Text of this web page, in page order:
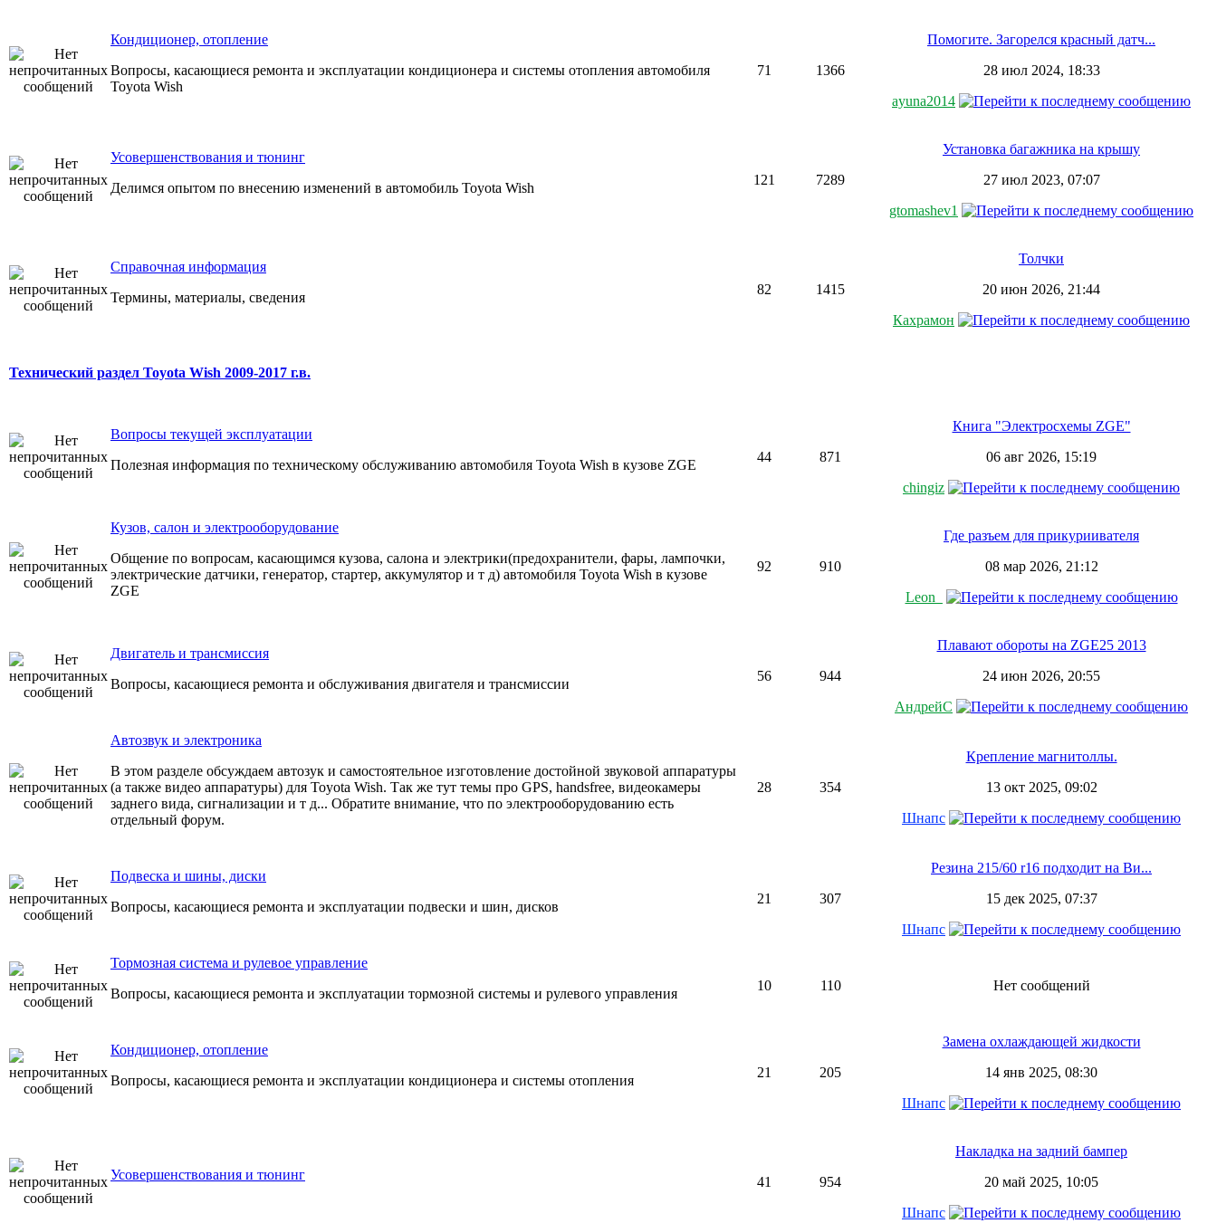
Кондиционер, отопление
Вопросы, касающиеся ремонта и эксплуатации кондиционера и системы отопления автомобиля
Toyota Wish
71 1366
Помогите. Загорелся красный датч...
28 июл 2024, 18:33
ayuna2014
Усовершенствования и тюнинг
Делимся опытом по внесению изменений в автомобиль Toyota Wish
121 7289
Установка багажника на крышу
27 июл 2023, 07:07
gtomashev1
Справочная информация
Термины, материалы, сведения
82 1415
Толчки
20 июн 2026, 21:44
Кахрамон
Технический раздел Toyota Wish 2009-2017 г.в.
Вопросы текущей эксплуатации
Полезная информация по техническому обслуживанию автомобиля Toyota Wish в кузове ZGE
44 871
Книга "Электросхемы ZGE"
06 авг 2026, 15:19
chingiz
Кузов, салон и электрооборудование
Общение по вопросам, касающимся кузова, салона и электрики(предохранители, фары, лампочки,
электрические датчики, генератор, стартер, аккумулятор и т д) автомобиля Toyota Wish в кузове
ZGE
92 910
Где разъем для прикуриивателя
08 мар 2026, 21:12
Leon_
Двигатель и трансмиссия
Вопросы, касающиеся ремонта и обслуживания двигателя и трансмиссии
56 944
Плавают обороты на ZGE25 2013
24 июн 2026, 20:55
АндрейС
Автозвук и электроника
В этом разделе обсуждаем автозук и самостоятельное изготовление достойной звуковой аппаратуры
(а также видео аппаратуры) для Toyota Wish. Так же тут темы про GPS, handsfree, видеокамеры
заднего вида, сигнализации и т д... Обратите внимание, что по электрооборудованию есть
отдельный форум.
28 354
Крепление магнитоллы.
13 окт 2025, 09:02
Шнапс
Подвеска и шины, диски
Вопросы, касающиеся ремонта и эксплуатации подвески и шин, дисков
21 307
Резина 215/60 r16 подходит на Ви...
15 дек 2025, 07:37
Шнапс
Тормозная система и рулевое управление
Вопросы, касающиеся ремонта и эксплуатации тормозной системы и рулевого управления
10 110 Нет сообщений
Кондиционер, отопление
Вопросы, касающиеся ремонта и эксплуатации кондиционера и системы отопления
21 205
Замена охлаждающей жидкости
14 янв 2025, 08:30
Шнапс
Усовершенствования и тюнинг 41 954
Накладка на задний бампер
20 май 2025, 10:05
Шнапс